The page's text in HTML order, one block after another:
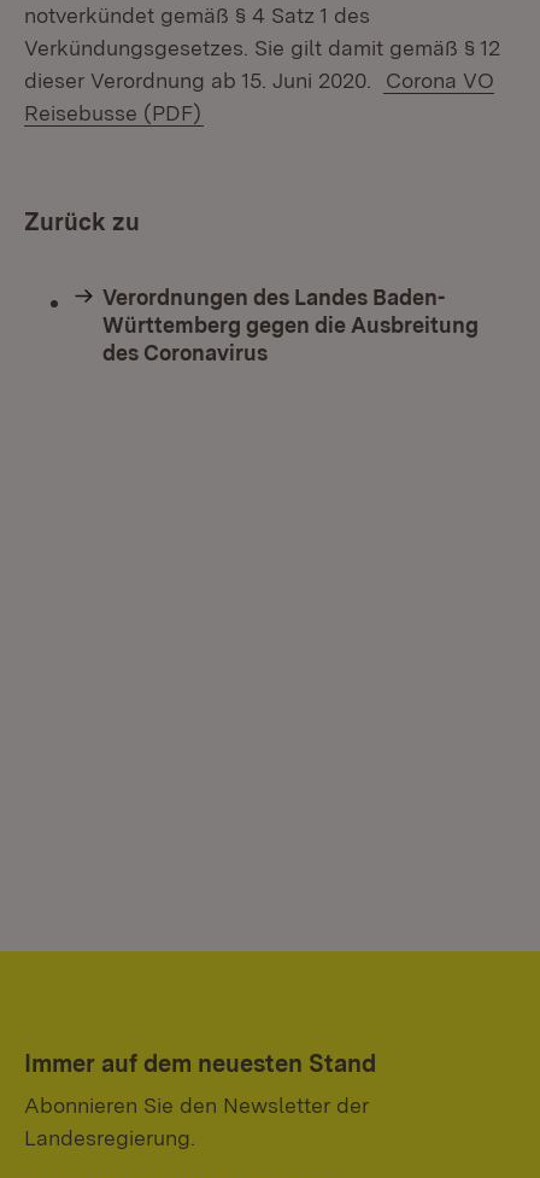
notverkündet gemäß § 4 Satz 1 des
Verkündungsgesetzes. Sie gilt damit gemäß § 12
dieser Verordnung ab 15. Juni 2020.
Corona VO
Reisebusse (PDF)
Zurück zu
Verordnungen des Landes Baden-
Württemberg gegen die Ausbreitung
des Coronavirus
Immer auf dem neuesten Stand
Abonnieren Sie den Newsletter der
Landesregierung.